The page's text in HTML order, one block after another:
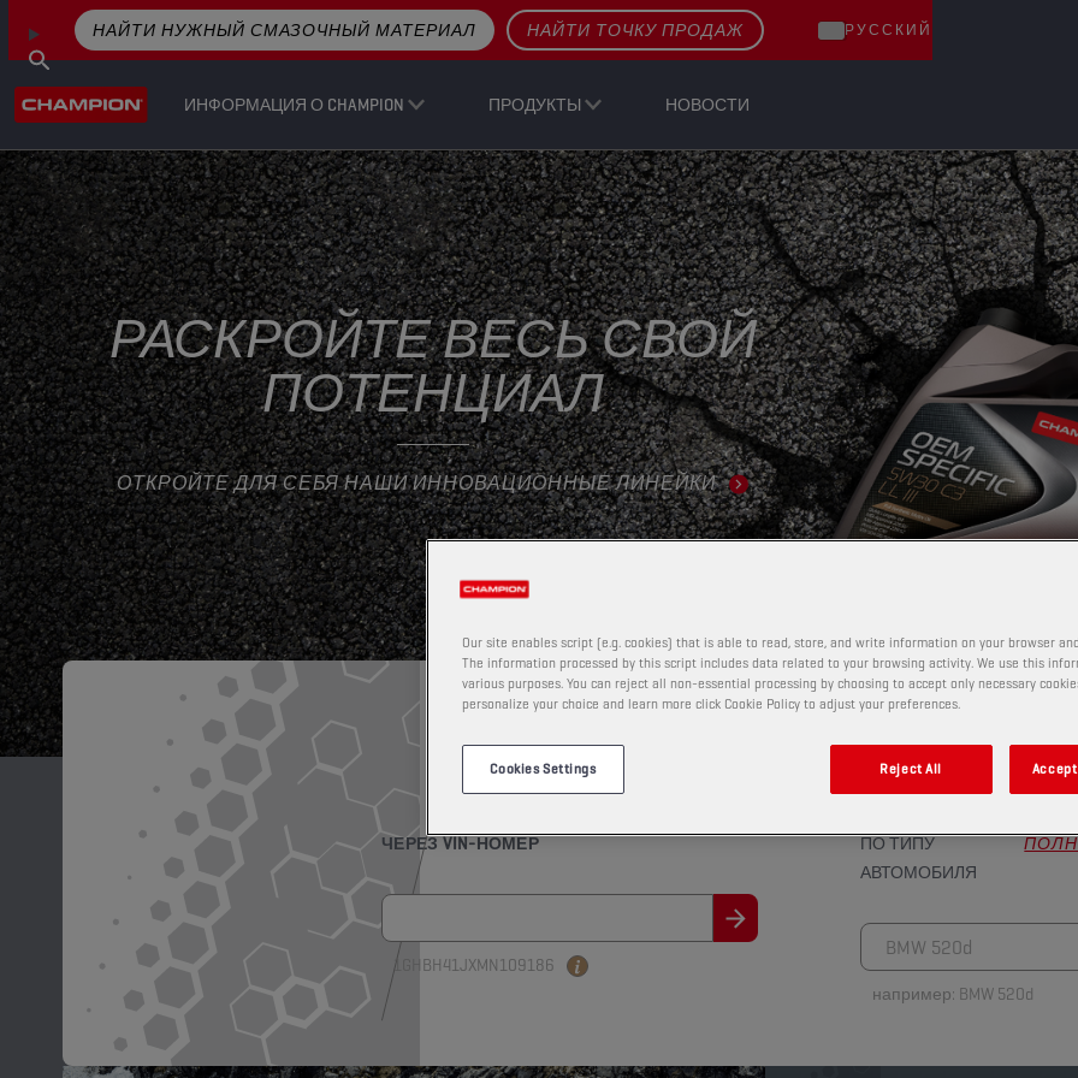
ИНФОРМАЦИЯ О CHAMPION ПРОДУКТЫ НОВОСТИ
НАЙТИ НУЖНЫЙ СМАЗОЧНЫЙ МАТЕРИАЛ НАЙТИ ТОЧКУ ПРОДАЖ РУССКИЙ
РАСКРОЙТЕ ВЕСЬ СВОЙ
ПОТЕНЦИАЛ
ОТКРОЙТЕ ДЛЯ СЕБЯ НАШИ ИННОВАЦИОННЫЕ ЛИНЕЙКИ
НАЙДИТЕ ИДЕАЛЬНОЕ
СРЕДСТВО ДЛЯ ВАШЕГО
ЧЕРЕЗ VIN-НОМЕР
1GHBH41JXMN109186
ПО ТИПУ
АВТОМОБИЛЯ
например: BMW 520d
Our site enables script (e.g. cookies) that is able to read, store, and write information on your browser
The information processed by this script includes data related to your browsing activity. We use this
various purposes. You can reject all non-essential processing by choosing to accept only necessary
personalize your choice and learn more click Cookie Policy to adjust your preferences.
Cookies Settings Reject All